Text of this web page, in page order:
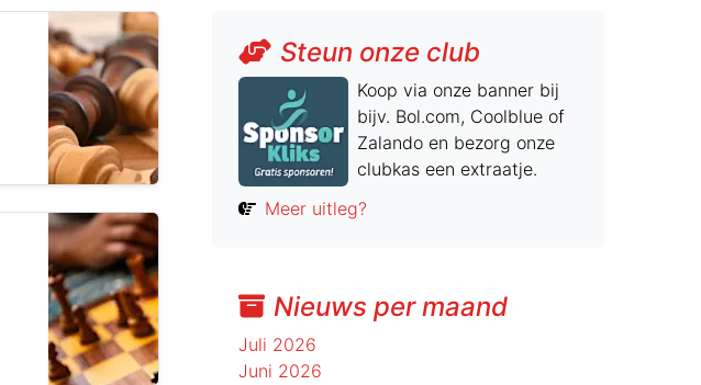
Steun onze club
Koop via onze banner bij
bijv. Bol.com, Coolblue of
Zalando en bezorg onze
clubkas een extraatje.
Meer uitleg?
Nieuws per maand
Juli 2026
Juni 2026